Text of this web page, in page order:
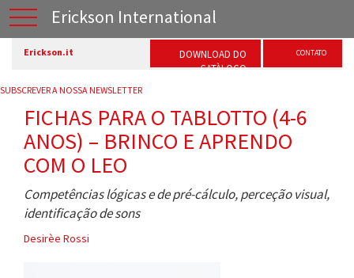
Erickson International
Erickson.it
DOWNLOAD DO
CATÀLOGO
CONTATO
SUBSCREVER A NOSSA NEWSLETTER
FICHAS PARA O TABLOTTO (4-6
ANOS) – BRINCO E APRENDO
COM O LEO
Competências lógicas e de pré-cálculo, perceção visual,
identificação de sons
Desirèe Rossi